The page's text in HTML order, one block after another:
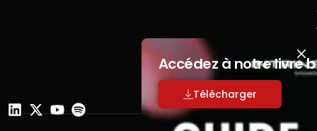
Accédez à notre livre
Télécharger